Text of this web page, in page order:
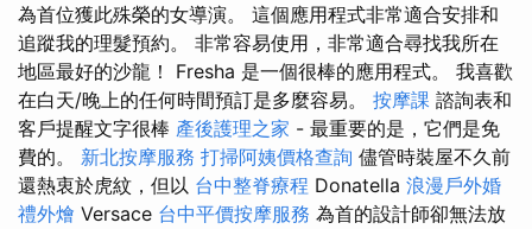
為首位獲此殊榮的女導演。 這個應用程式非常適合安排和
追蹤我的理髮預約。 非常容易使用，非常適合尋找我所在
地區最好的沙龍！ Fresha 是一個很棒的應用程式。 我喜歡
在白天/晚上的任何時間預訂是多麼容易。 按摩課 諮詢表和
客戶提醒文字很棒 產後護理之家 - 最重要的是，它們是免
費的。 新北按摩服務 打掃阿姨價格查詢 儘管時裝屋不久前
還熱衷於虎紋，但以 台中整脊療程 Donatella 浪漫戶外婚
禮外燴 Versace 台中平價按摩服務 為首的設計師卻無法放